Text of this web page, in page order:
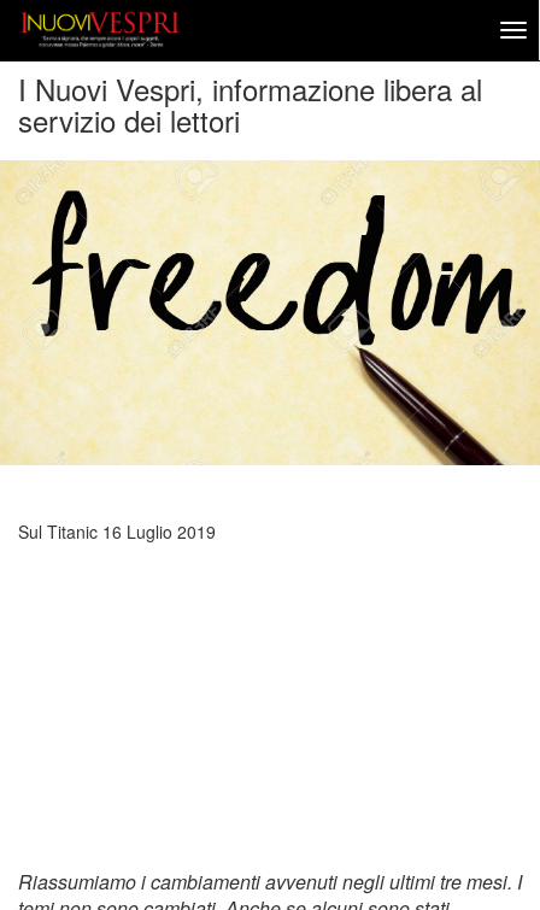
I Nuovi Vespri, informazione libera al
servizio dei lettori
Sul Titanic 16 Luglio 2019
Riassumiamo i cambiamenti avvenuti negli ultimi tre mesi. I